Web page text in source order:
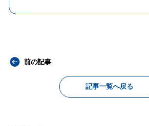
前の記事
記事一覧へ戻る